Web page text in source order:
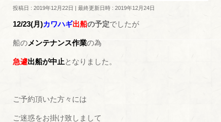
投稿日 : 2019年12月22日 最終更新日時 : 2019年12月24日
12/23(月)カワハギ出船の予定でしたが
船のメンテナンス作業の為
急遽出船が中止となりました。
ご予約頂いた方々には
ご迷惑をお掛け致しまして